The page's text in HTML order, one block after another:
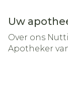
Uw
Over ons
Apotheker